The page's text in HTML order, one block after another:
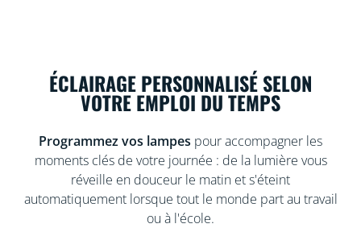
ÉCLAIRAGE PERSONNALISÉ SELON
VOTRE EMPLOI DU TEMPS
Programmez vos lampes pour accompagner les
moments clés de votre journée : de la lumière vous
réveille en douceur le matin et s'éteint
automatiquement lorsque tout le monde part au travail
ou à l'école.